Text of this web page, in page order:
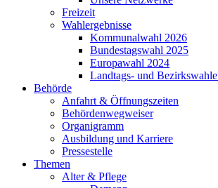
Freizeit
Wahlergebnisse
Kommunalwahl 2026
Bundestagswahl 2025
Europawahl 2024
Landtags- und
Behörde
Anfahrt & Öffnungszeiten
Behördenwegweiser
Organigramm
Ausbildung und Karriere
Pressestelle
Themen
Alter & Pflege